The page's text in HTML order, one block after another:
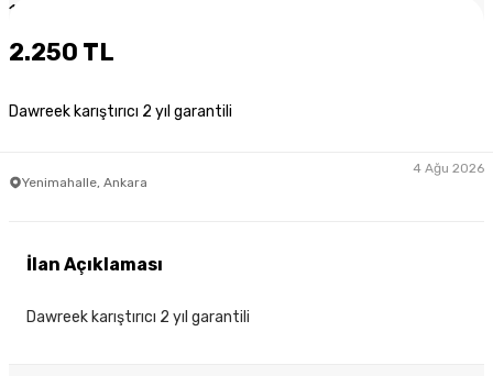
1
2.250 TL
Dawreek karıştırıcı 2 yıl garantili
Yenimahalle, Ankara
4 Ağu 2026
İlan Açıklaması
Dawreek karıştırıcı 2 yıl garantili